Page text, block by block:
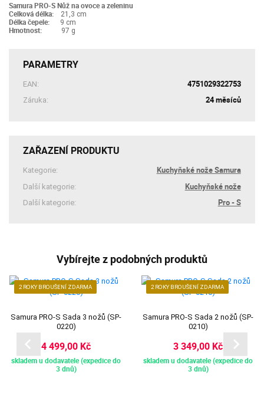
Samura PRO-S Nůž na ovoce a zeleninu
Celková délka: 21,3 cm
Délka čepele: 9 cm
Hmotnost: 97 ​g
PARAMETRY
EAN: 4751029322753
Záruka: 24 měsíců
ZAŘAZENÍ PRODUKTU
Kategorie: Kuchyňské nože Samura
Další kategorie: Kuchyňské nože
Další kategorie: Pro - S
Vybírejte z podobných produktů
2 ROKY BROUŠENÍ ZDARMA
Samura PRO-S Sada 3 nožů (SP-
0220)
4 499,00 Kč
skladem u dodavatele (expedice do
3 dnů)
2 ROKY BROUŠENÍ ZDARMA
Samura PRO-S Sada 2 nožů (SP-
0210)
3 349,00 Kč
skladem u dodavatele (expedice do
3 dnů)